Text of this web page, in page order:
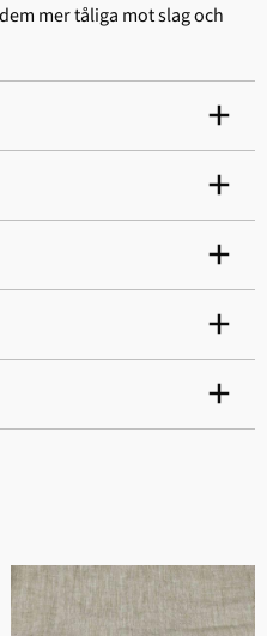
mer tåliga mot slag och